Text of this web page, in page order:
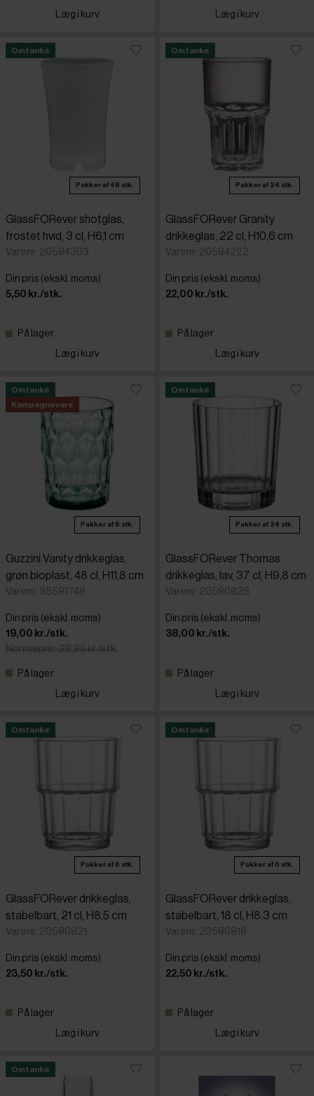
Læg i kurv
Læg i kurv
Omtanke
Pakker af 48 stk.
GlassFORever shotglas,
frostet hvid, 3 cl, H6,1 cm
Varenr: 20584303
Din pris (ekskl. moms)
5,50 kr./stk.
På lager
Læg i kurv
Omtanke
Pakker af 24 stk.
GlassFORever Granity
drikkeglas, 22 cl, H10,6 cm
Varenr: 20584222
Din pris (ekskl. moms)
22,00 kr./stk.
På lager
Læg i kurv
Omtanke
Kampagnevare
Pakker af 6 stk.
Guzzini Vanity drikkeglas,
grøn bioplast, 48 cl, H11,8 cm
Varenr: 35591748
Din pris (ekskl. moms)
19,00 kr./stk.
Normalpris: 28,95 kr./stk.
På lager
Læg i kurv
Omtanke
Pakker af 24 stk.
GlassFORever Thomas
drikkeglas, lav, 37 cl, H9,8 cm
Varenr: 20580828
Din pris (ekskl. moms)
38,00 kr./stk.
På lager
Læg i kurv
Omtanke
Pakker af 6 stk.
GlassFORever drikkeglas,
stabelbart, 21 cl, H8,5 cm
Varenr: 20580821
Din pris (ekskl. moms)
23,50 kr./stk.
På lager
Læg i kurv
Omtanke
Pakker af 6 stk.
GlassFORever drikkeglas,
stabelbart, 18 cl, H8,3 cm
Varenr: 20580818
Din pris (ekskl. moms)
22,50 kr./stk.
På lager
Læg i kurv
Omtanke